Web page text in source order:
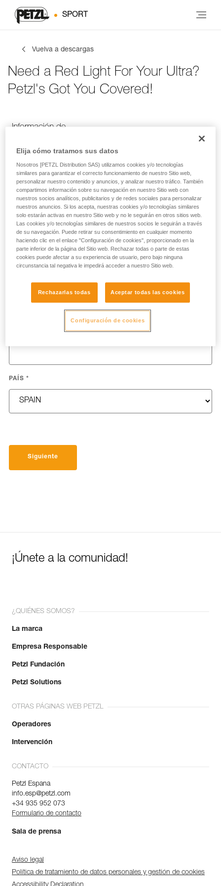
SPORT
Vuelva a descargas
Need a Red Light For Your Ultra?
Petzl's Got You Covered!
Información de
Información de contacto
Introduce tus datos
NOMBRE
PAÍS *
Siguiente
¡Únete a la comunidad!
¿QUIÉNES SOMOS?
La marca
Empresa Responsable
Petzl Fundación
Petzl Solutions
OTRAS PÁGINAS WEB PETZL
Operadores
Intervención
CONTACTO
Petzl Espana
info.esp@petzl.com
+34 935 952 073
Formulario de contacto
Sala de prensa
Aviso legal
Política de tratamiento de datos personales y gestión de cookies
Elija cómo tratamos sus datos
Nosotros [PETZL Distribution SAS) utilizamos cookies y/o tecnologías
similares para garantizar el correcto funcionamiento de nuestro Sitio web,
personalizar nuestro contenido y anuncios, y analizar nuestro tráfico. También
compartimos información sobre su navegación en nuestro Sitio web con
nuestros socios analíticos, publicitarios y de redes sociales para personalizar
nuestros anuncios. Si los acepta, nuestras cookies y/o tecnologías similares
solo estarán activas en nuestro Sitio web y no le seguirán en otros sitios web.
Las cookies y/o tecnologías similares de nuestros socios le seguirán a través
de su navegación. Puede retirar su consentimiento en cualquier momento
haciendo clic en el enlace "Configuración de cookies", proporcionado en la
parte inferior de la página del Sitio web. Rechazar todas o parte de estas
cookies puede afectar a su experiencia de usuario, pero bajo ninguna
circunstancia tal negativa le impedirá acceder a nuestro Sitio web.
Rechazarlas todas Aceptar todas las cookies
Configuración de cookies